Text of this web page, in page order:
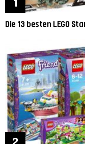
Die 13 besten LEGO